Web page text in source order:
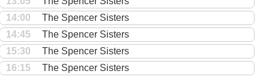
14:00
The Spencer Sisters
14:45
The Spencer Sisters
15:30
The Spencer Sisters
16:15
The Spencer Sisters